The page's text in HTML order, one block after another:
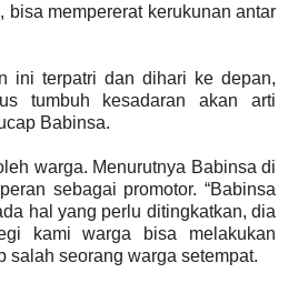
bisa mempererat kerukunan antar
ini terpatri dan dihari ke depan,
tumbuh kesadaran akan arti
Babinsa.
warga. Menurutnya Babinsa di
sebagai promotor. “Babinsa
hal yang perlu ditingkatkan, dia
kami warga bisa melakukan
salah seorang warga setempat.